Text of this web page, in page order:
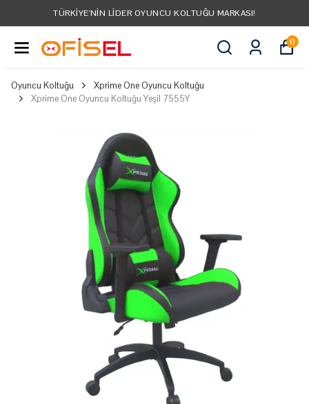
TÜM ÜRÜNLER ÜCRETSIZ KARGO
0
Oyuncu Koltuğu
Xprime One Oyuncu Koltuğu
Xprime One Oyuncu Koltuğu Yeşil 7555Y